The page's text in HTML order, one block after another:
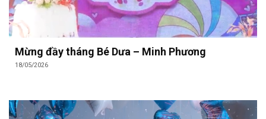
Mừng đầy tháng Bé Dưa – Minh Phương
18/05/2026